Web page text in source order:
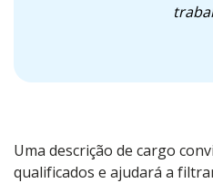
Uma descrição de cargo
qualificados e ajudará a